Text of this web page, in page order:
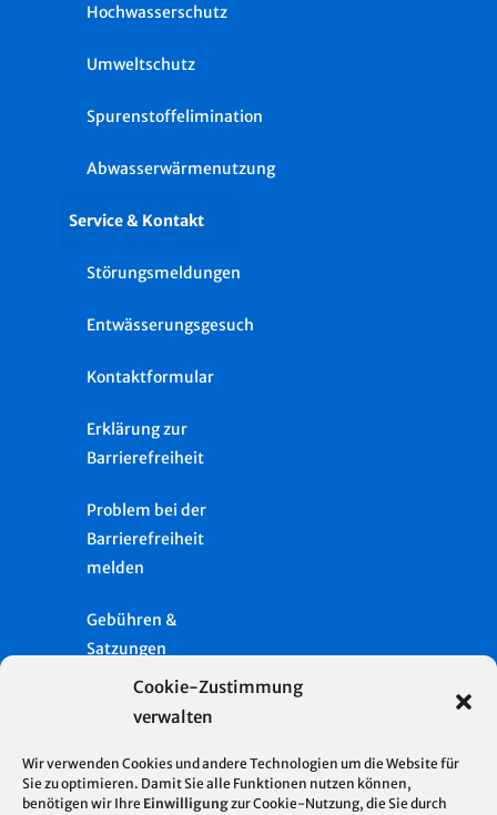
Cookie-Zustimmung
verwalten
Wir verwenden Cookies und andere Technologien um die Website für
Sie zu optimieren. Damit Sie alle Funktionen nutzen können,
benötigen wir Ihre Einwilligungzur Cookie-Nutzung, die Sie durch
Hochwasserschutz
Umweltschutz
Spurenstoffelimination
Abwasserwärmenutzung
Service & Kontakt
Störungsmeldungen
Entwässerungsgesuch
Kontaktformular
Erklärung zur
Barrierefreiheit
Problem bei der
Barrierefreiheit
melden
Gebühren &
Satzungen
Glossar